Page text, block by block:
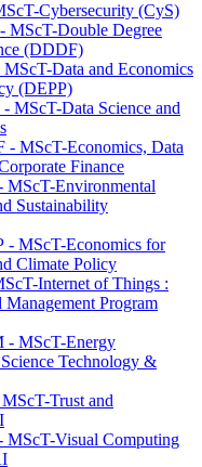
Cybersecurity (CyS)
MScT-Double Degree
(DDDF)
Data and Economics
(DEPP)
MScT-Data Science and
MScT-Economics, Data
Finance
MScT-Environmental
Sustainability
- MScT-Economics for
Climate Policy
Internet of Things :
Program
- MScT-Energy
Technology &
Trust and
Visual Computing